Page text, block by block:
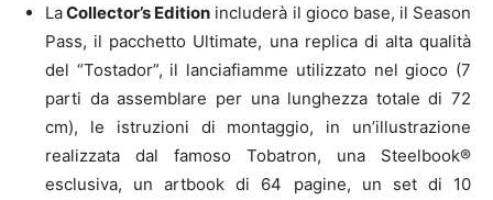
LaCollector’s Edition includerà il gioco base, il Season
Pass, il pacchetto Ultimate, una replica di alta qualità
del “Tostador”, il lanciafiamme utilizzato nel gioco (7
parti da assemblare per una lunghezza totale di 72
cm), le istruzioni di montaggio, in un’illustrazione
realizzata dal famoso Tobatron, una Steelbook®
esclusiva, un artbook di 64 pagine, un set di 10